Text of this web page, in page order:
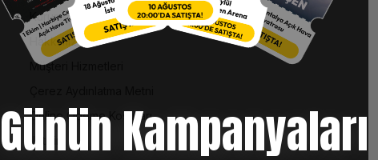
Günün Kampanyaları
Kurumsal Kimlik
Hakkımızda
Müşteri Hizmetleri
Online Ödeme Koşulları
İletişim